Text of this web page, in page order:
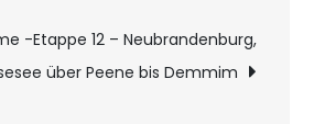
-Etappe 12 – Neubrandenburg,
über Peene bis Demmim